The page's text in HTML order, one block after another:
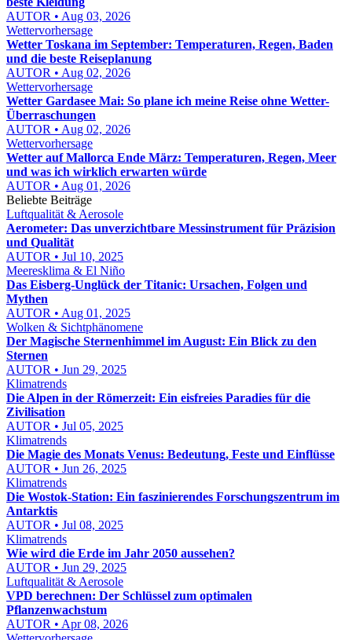
AUTOR • Aug 03, 2026
Wettervorhersage
Wetter Toskana im September: Temperaturen, Regen, Baden
und die beste Reiseplanung
AUTOR • Aug 02, 2026
Wettervorhersage
Wetter Gardasee Mai: So plane ich meine Reise ohne Wetter-
Überraschungen
AUTOR • Aug 02, 2026
Wettervorhersage
Wetter auf Mallorca Ende März: Temperaturen, Regen, Meer
und was ich wirklich erwarten würde
AUTOR • Aug 01, 2026
Beliebte Beiträge
Luftqualität & Aerosole
Aerometer: Das unverzichtbare Messinstrument für Präzision
und Qualität
AUTOR • Jul 10, 2025
Meeresklima & El Niño
Das Eisberg-Unglück der Titanic: Ursachen, Folgen und
Mythen
AUTOR • Aug 01, 2025
Wolken & Sichtphänomene
Der Magische Sternenhimmel im August: Ein Blick zu den
Sternen
AUTOR • Jun 29, 2025
Klimatrends
Die Alpen in der Römerzeit: Ein eisfreies Paradies für die
Zivilisation
AUTOR • Jul 05, 2025
Klimatrends
Die Magie des Monats Venus: Bedeutung, Feste und Einflüsse
AUTOR • Jun 26, 2025
Klimatrends
Die Wostok-Station: Ein faszinierendes Forschungszentrum im
Antarktis
AUTOR • Jul 08, 2025
Klimatrends
Wie wird die Erde im Jahr 2050 aussehen?
AUTOR • Jun 29, 2025
Luftqualität & Aerosole
VPD berechnen: Der Schlüssel zum optimalen
Pflanzenwachstum
AUTOR • Apr 08, 2026